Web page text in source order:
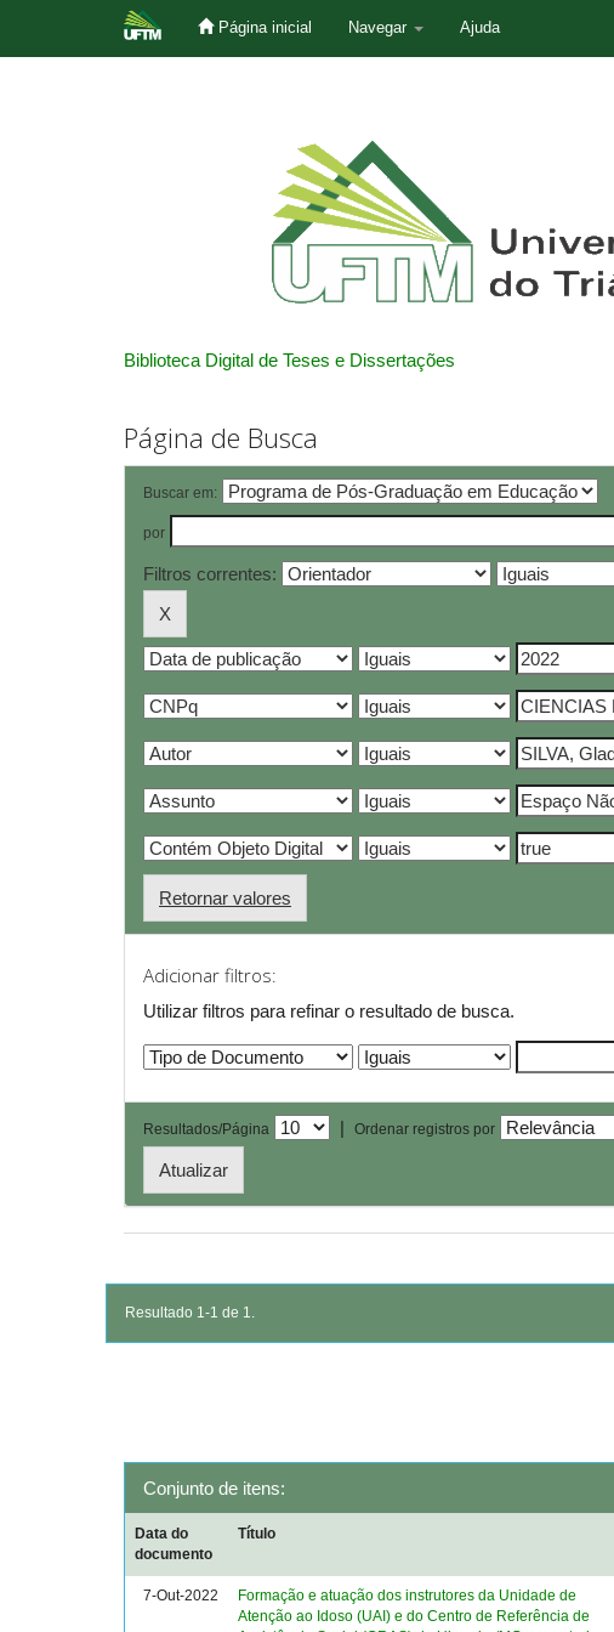
Página inicial Navegar Ajuda
Biblioteca Digital de Teses e Dissertações
Página de Busca
Buscar em:
por
Filtros correntes:
Retornar valores
Adicionar filtros:
Utilizar filtros para refinar o resultado de busca.
Resultados/Página | Ordenar registros por
Resultado 1-1 de 1.
Conjunto de itens:
Data do
documento
Título
7-Out-2022
Formação e atuação dos instrutores da Unidade de
Atenção ao Idoso (UAI) e do Centro de Referência de